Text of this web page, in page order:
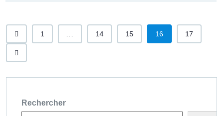
1 14 15 16 17
Rechercher